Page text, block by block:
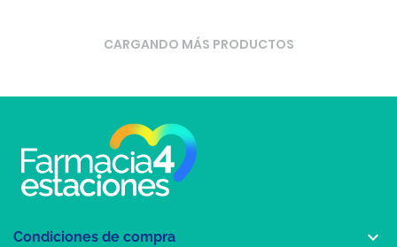
CARGANDO MÁS PRODUCTOS
Condiciones de compra 